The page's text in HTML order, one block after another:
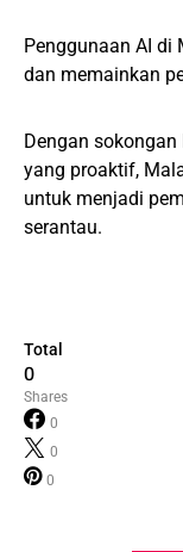
Penggunaan AI di
dan memainkan
Dengan
yang proaktif,
untuk menjadi
serantau.
Total
0
Shares
0
0
0